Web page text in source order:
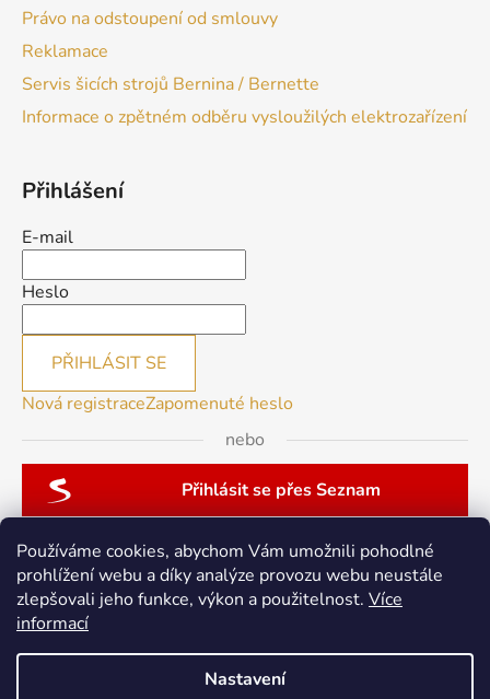
Používáme cookies, abychom Vám umožnili pohodlné
prohlížení webu a díky analýze provozu webu neustále
zlepšovali jeho funkce, výkon a použitelnost. Více
informací
Nastavení
Právo na odstoupení od smlouvy
Reklamace
Servis šicích strojů Bernina / Bernette
Informace o zpětném odběru vysloužilých elektrozařízení
Přihlášení
E-mail
Heslo
PŘIHLÁSIT SE
Nová registraceZapomenuté heslo
nebo
Přihlásit se přes Seznam
patchwork-aja.cz